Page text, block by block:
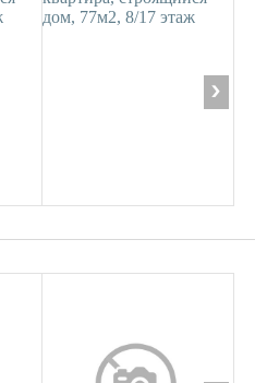
›